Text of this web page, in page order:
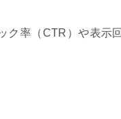
ク率（CTR）や表示